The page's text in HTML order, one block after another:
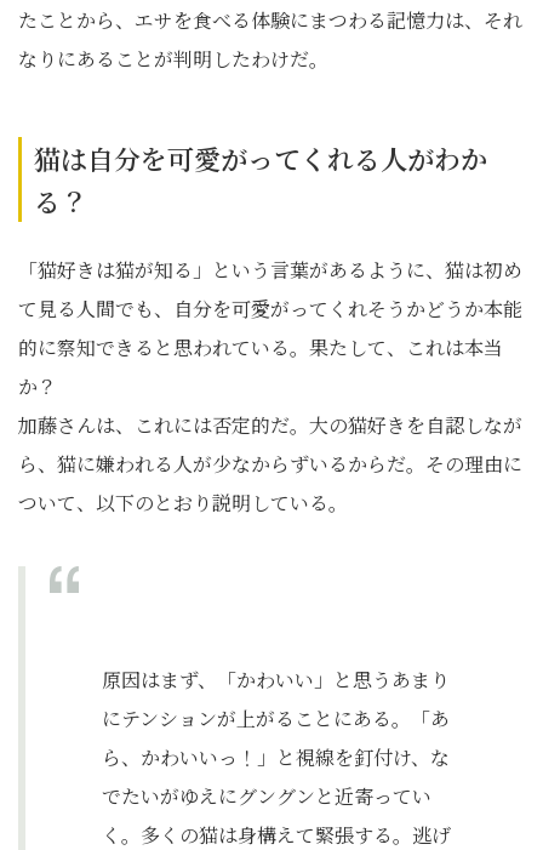
たことから、エサを食べる体験にまつわる記憶力は、それ
なりにあることが判明したわけだ。
猫は自分を可愛がってくれる人がわか
る？
「猫好きは猫が知る」という言葉があるように、猫は初め
て見る人間でも、自分を可愛がってくれそうかどうか本能
的に察知できると思われている。果たして、これは本当
か？
加藤さんは、これには否定的だ。大の猫好きを自認しなが
ら、猫に嫌われる人が少なからずいるからだ。その理由に
ついて、以下のとおり説明している。
原因はまず、「かわいい」と思うあまり
にテンションが上がることにある。「あ
ら、かわいいっ！」と視線を釘付け、な
でたいがゆえにグングンと近寄ってい
く。多くの猫は身構えて緊張する。逃げ